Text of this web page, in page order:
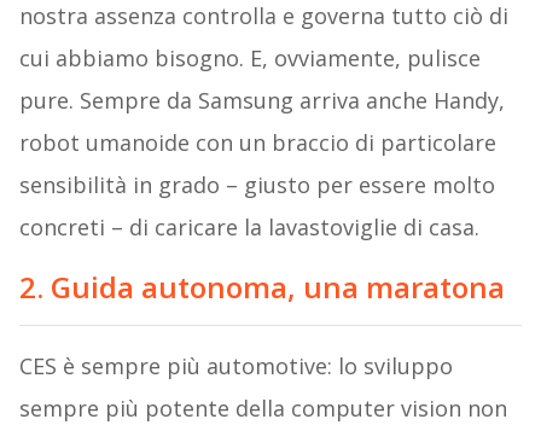
nostra assenza controlla e governa tutto ciò di
cui abbiamo bisogno. E, ovviamente, pulisce
pure. Sempre da Samsung arriva anche Handy,
robot umanoide con un braccio di particolare
sensibilità in grado – giusto per essere molto
concreti – di caricare la lavastoviglie di casa.
2. Guida autonoma, una maratona
CES è sempre più automotive: lo sviluppo
sempre più potente della computer vision non